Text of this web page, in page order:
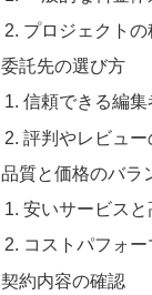
プロジェクト
委託先の選び方
信頼できる編
評判やレビュー
品質と価格のバラ
安いサービス
コストパフォ
契約内容の確認